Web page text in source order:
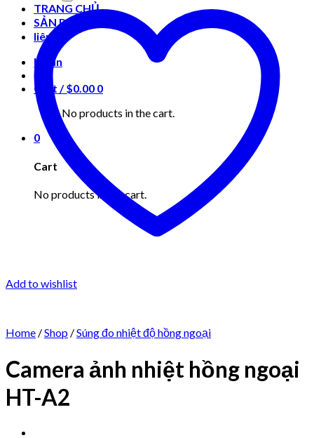
TRANG CHỦ
SẢN PHẨM
liên hệ
Login
Cart /$0.00 0
No products in the cart.
0
Cart
No products in the cart.
Add to wishlist
Home /Shop /Súng đo nhiệt độ hồng ngoại
Camera ảnh nhiệt hồng ngoại
HT-A2